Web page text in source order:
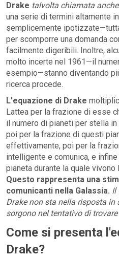
Drake talvolta chiamata
una serie di termini altamente
semplicemente
per scomporre una domanda
facilmente digeribili. Inoltre,
molto incerte nel 1961—il
esempio—stanno diventando
ricerca procede.
L'equazione di Drake
Lattea per la frazione di esse
il numero di pianeti per stella
poi per la frazione di questi
effettivamente, poi per la
intelligente e comunica, e
pianeta durante la quale vivono
Questo rappresenta una
comunicanti nella Galassia. Il
Drake non sta nella risposta in
sorgono nel tentativo di
Come si presenta
Drake?